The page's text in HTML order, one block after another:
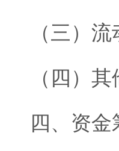
（三）
（四）
四、资金